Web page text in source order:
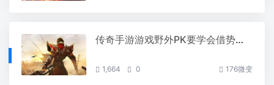
传奇手游游戏野外PK要学会借势爆发
1,664 0 176微变